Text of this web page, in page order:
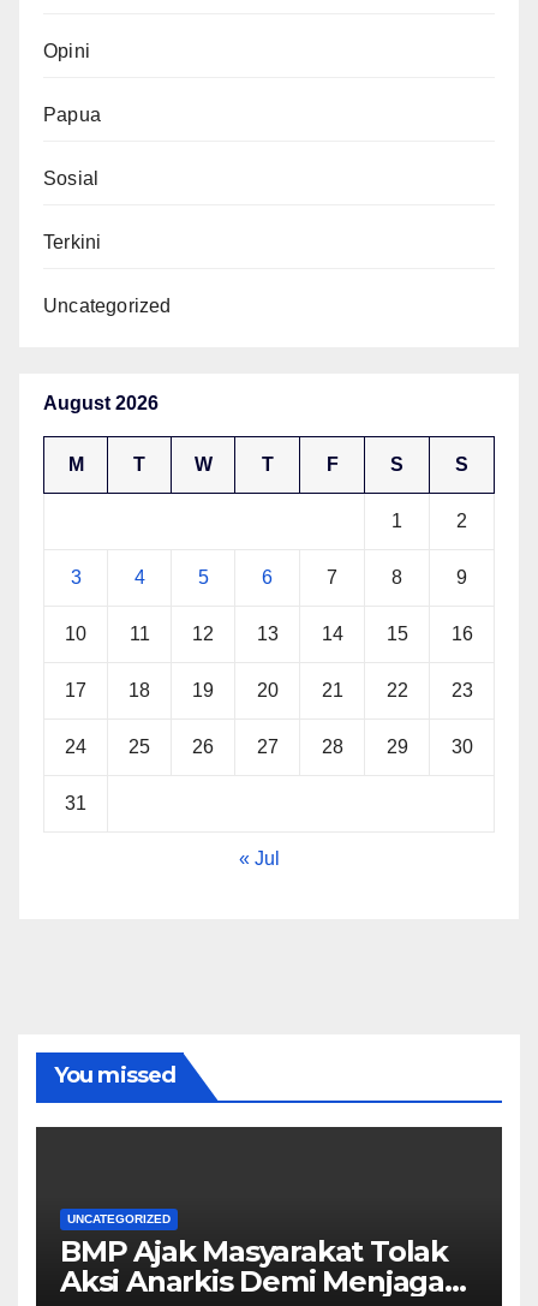
Opini
Papua
Sosial
Terkini
Uncategorized
August 2026
M T W T F S S
1 2
3 4 5 6 7 8 9
10 11 12 13 14 15 16
17 18 19 20 21 22 23
24 25 26 27 28 29 30
31
« Jul
You missed
UNCATEGORIZED
BMP Ajak Masyarakat Tolak
Aksi Anarkis Demi Menjaga